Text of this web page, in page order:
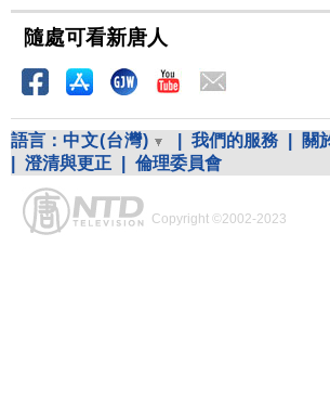
隨處可看新唐人
語言： 中文(台灣) 我們的服務 關
澄清與更正 倫理委員會
Copyright ©2002-2023